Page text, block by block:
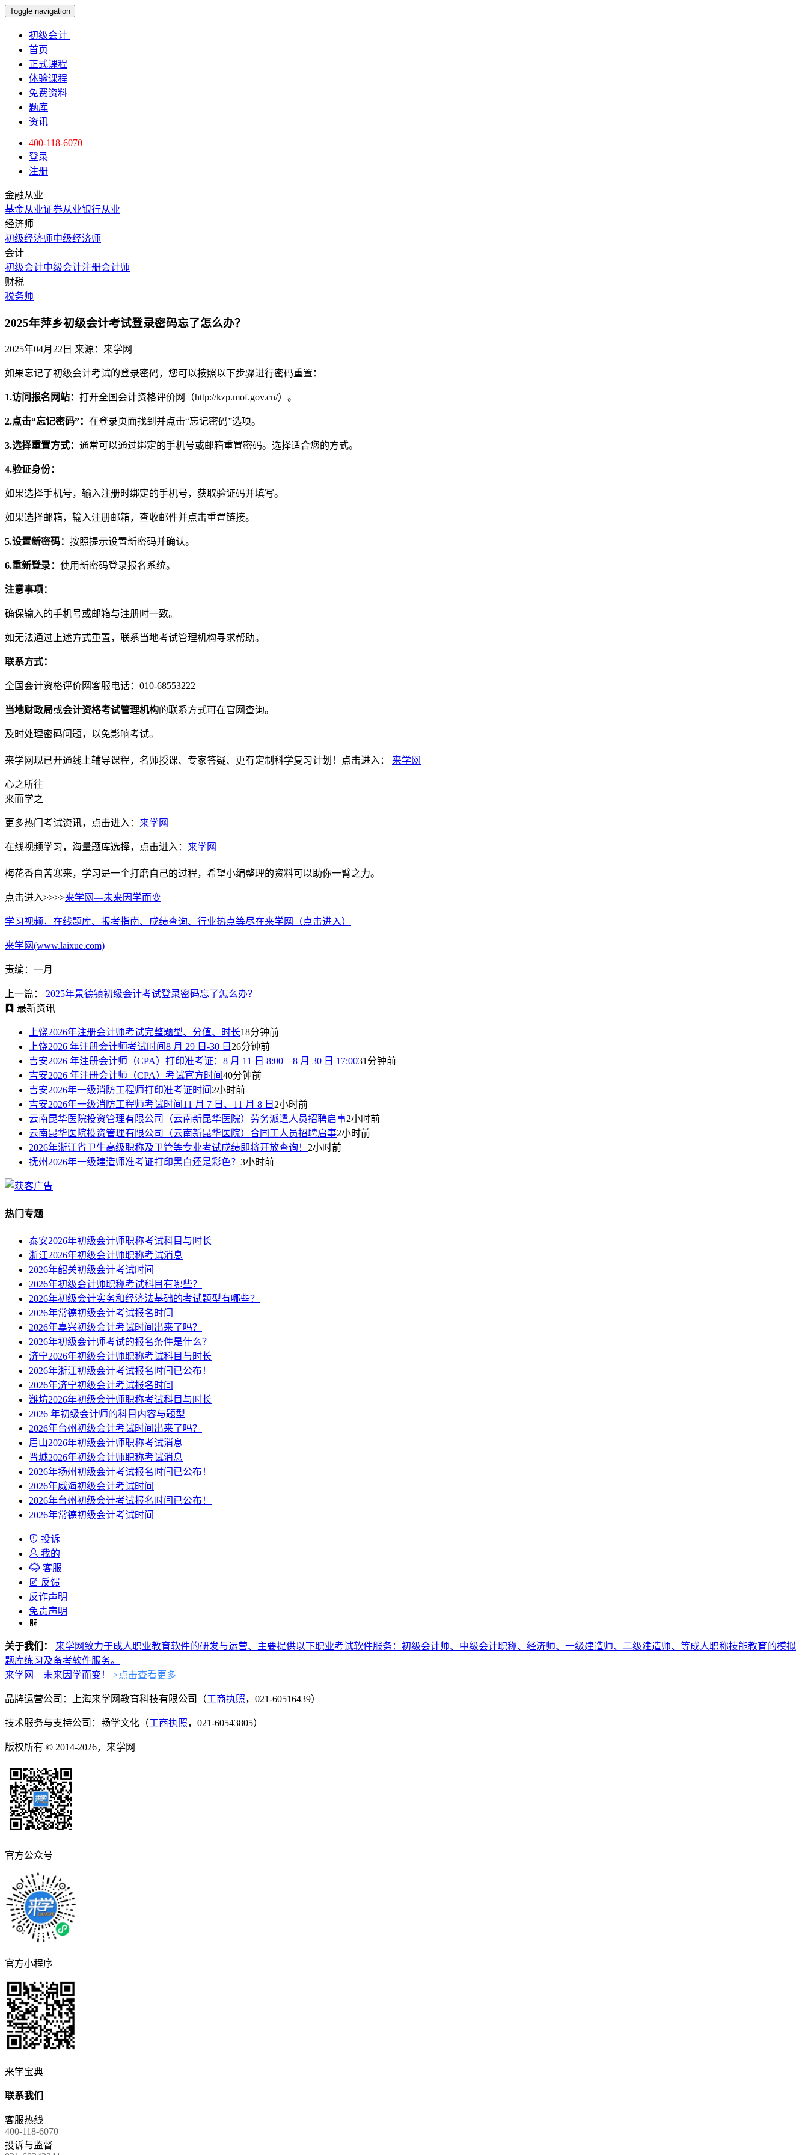
Toggle navigation
初级会计
首页
正式课程
体验课程
免费资料
题库
资讯
400-118-6070
登录
注册
金融从业
基金从业证券从业银行从业
经济师
初级经济师中级经济师
会计
初级会计中级会计注册会计师
财税
税务师
2025年萍乡初级会计考试登录密码忘了怎么办？
2025年04月22日 来源：来学网
如果忘记了初级会计考试的登录密码，您可以按照以下步骤进行密码重置：
1.访问报名网站： 打开全国会计资格评价网（http://kzp.mof.gov.cn/）。
2.点击“忘记密码”： 在登录页面找到并点击“忘记密码”选项。
3.选择重置方式： 通常可以通过绑定的手机号或邮箱重置密码。选择适合您的方式。
4.验证身份：
如果选择手机号，输入注册时绑定的手机号，获取验证码并填写。
如果选择邮箱，输入注册邮箱，查收邮件并点击重置链接。
5.设置新密码： 按照提示设置新密码并确认。
6.重新登录： 使用新密码登录报名系统。
注意事项：
确保输入的手机号或邮箱与注册时一致。
如无法通过上述方式重置，联系当地考试管理机构寻求帮助。
联系方式：
全国会计资格评价网客服电话：010-68553222
当地财政局或会计资格考试管理机构的联系方式可在官网查询。
及时处理密码问题，以免影响考试。
来学网现已开通线上辅导课程，名师授课、专家答疑、更有定制科学复习计划！点击进入： 来学网
心之所往
来而学之
更多热门考试资讯，点击进入： 来学网
在线视频学习，海量题库选择，点击进入： 来学网
梅花香自苦寒来，学习是一个打磨自己的过程，希望小编整理的资料可以助你一臂之力。
点击进入>>>>来学网—未来因学而变
学习视频，在线题库、报考指南、成绩查询、行业热点等尽在来学网（点击进入）
来学网(www.laixue.com)
责编：一月
上一篇：
2025年景德镇初级会计考试登录密码忘了怎么办？
最新资讯
上饶2026年注册会计师考试完整题型、分值、时长18分钟前
上饶2026 年注册会计师考试时间8 月 29 日-30 日 26分钟前
吉安2026 年注册会计师（CPA）打印准考证：8 月 11 日 8:00—8 月 30 日 17:0031分钟前
吉安2026 年注册会计师（CPA）考试官方时间40分钟前
吉安2026年一级消防工程师打印准考证时间2小时前
吉安2026年一级消防工程师考试时间11 月 7 日、11 月 8 日 2小时前
云南昆华医院投资管理有限公司（云南新昆华医院）劳务派遣人员招聘启事2小时前
云南昆华医院投资管理有限公司（云南新昆华医院）合同工人员招聘启事2小时前
2026年浙江省卫生高级职称及卫管等专业考试成绩即将开放查询！ 2小时前
抚州2026年一级建造师准考证打印黑白还是彩色？ 3小时前
热门专题
泰安2026年初级会计师职称考试科目与时长
浙江2026年初级会计师职称考试消息
2026年韶关初级会计考试时间
2026年初级会计师职称考试科目有哪些？
2026年初级会计实务和经济法基础的考试题型有哪些？
2026年常德初级会计考试报名时间
2026年嘉兴初级会计考试时间出来了吗？
2026年初级会计师考试的报名条件是什么？
济宁2026年初级会计师职称考试科目与时长
2026年浙江初级会计考试报名时间已公布！
2026年济宁初级会计考试报名时间
潍坊2026年初级会计师职称考试科目与时长
2026 年初级会计师的科目内容与题型
2026年台州初级会计考试时间出来了吗？
眉山2026年初级会计师职称考试消息
晋城2026年初级会计师职称考试消息
2026年扬州初级会计考试报名时间已公布！
2026年威海初级会计考试时间
2026年台州初级会计考试报名时间已公布！
2026年常德初级会计考试时间
投诉
我的
客服
反馈
反诈声明
免责声明
关于我们：
来学网致力于成人职业教育软件的研发与运营、主要提供以下职业考试软件服务：初级会计师、中级会计职称、经济师、一级建造师、二级建造师、等成人职称技能教育的模拟
题库练习及备考软件服务。
来学网—未来因学而变！
>点击查看更多
品牌运营公司：上海来学网教育科技有限公司（工商执照，021-60516439）
技术服务与支持公司：畅学文化（工商执照，021-60543805）
版权所有 © 2014-2026，来学网
官方公众号
官方小程序
来学宝典
联系我们
客服热线
400-118-6070
投诉与监督